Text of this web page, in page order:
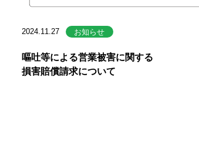
2024.11.27 お知らせ
嘔吐等による営業被害に関する
損害賠償請求について